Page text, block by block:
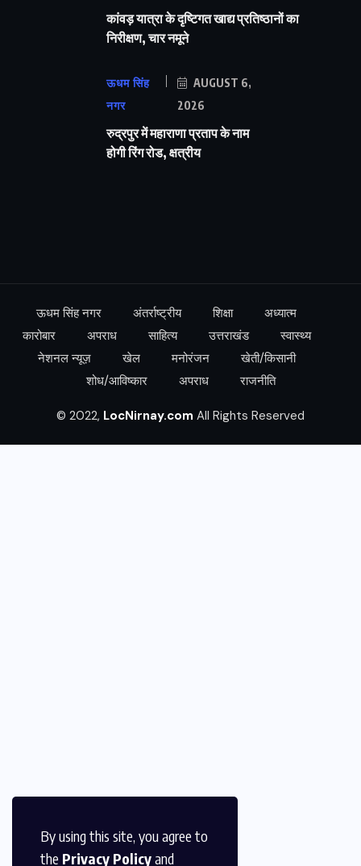
By using this site, you agree to
the Privacy Policyand
कांवड़ यात्रा के दृष्टिगत खाद्य प्रतिष्ठानों का
निरीक्षण, चार नमूने
ऊधम सिंह
नगर
AUGUST 6,
2026
रुद्रपुर में महाराणा प्रताप के नाम
होगी रिंग रोड, क्षत्रीय
ऊधम सिंह नगर अंतर्राष्ट्रीय शिक्षा
अध्यात्म
कारोबार
अपराध साहित्य उत्तराखंड
स्वास्थ्य
नेशनल न्यूज़
खेल मनोरंजन
खेती/किसानी
शोध/आविष्कार
अपराध राजनीति
© 2022, LocNirnay.com All Rights Reserved